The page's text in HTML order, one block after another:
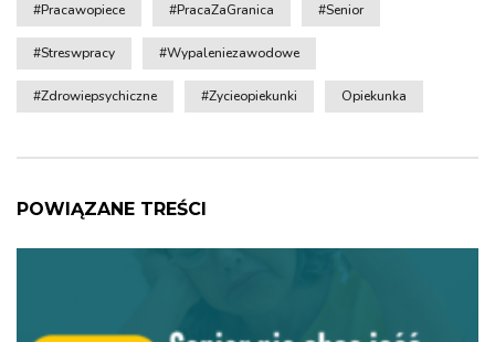
#pracawopiece #pracaZaGranica #senior
#streswpracy #wypaleniezawodowe
#zdrowiepsychiczne #zycieopiekunki Opiekunka
POWIĄZANE TREŚCI